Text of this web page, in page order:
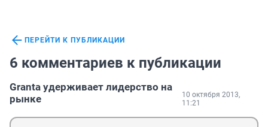
ПЕРЕЙТИ К ПУБЛИКАЦИИ
6 комментариев к публикации
Granta удерживает лидерство на
рынке
10 октября 2013,
11:21